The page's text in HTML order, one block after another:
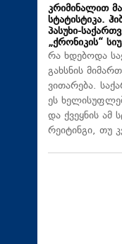
კრიმინალით
სტატისტიკა.
პასუხი-
„ქრონიკის“
რა ხდებოდა
გახსნის
ვითარება.
ეს
და ქვეყნის ამ
რეიტინგი, თუ